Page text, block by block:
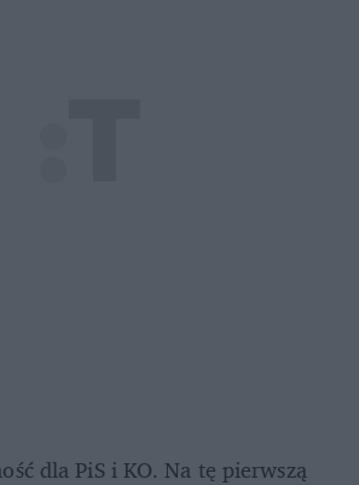
dla PiS i KO. Na tę pierwszą